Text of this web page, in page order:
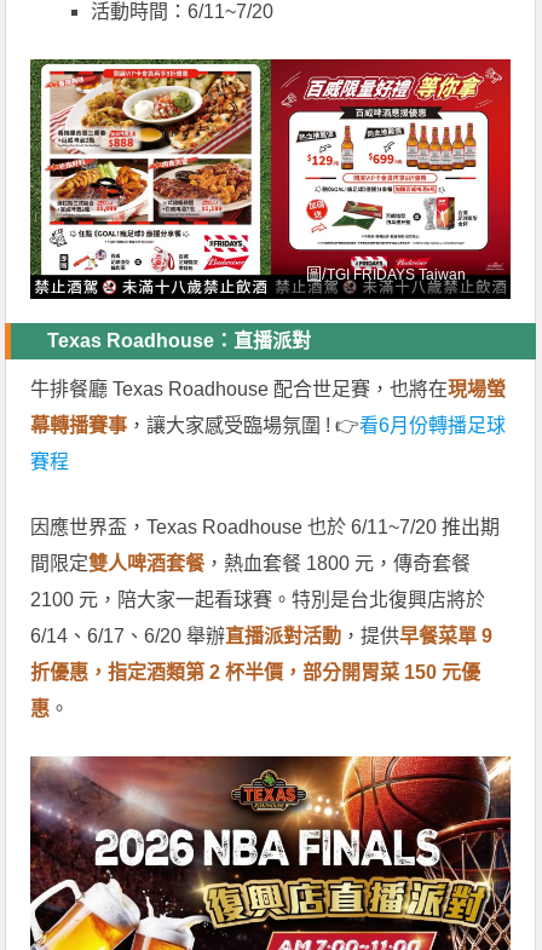
活動時間：6/11~7/20
圖/TGI FRIDAYS Taiwan
Texas Roadhouse：直播派對
牛排餐廳 Texas Roadhouse 配合世足賽，也將在現場螢
幕轉播賽事 ，讓大家感受臨場氛圍 ! 👉看6月份轉播足球
賽程
因應世界盃，Texas Roadhouse 也於 6/11~7/20 推出期
間限定雙人啤酒套餐，熱血套餐 1800 元，傳奇套餐
2100 元，陪大家一起看球賽。特別是台北復興店將於
6/14、6/17、6/20 舉辦直播派對活動 ，提供早餐菜單 9
折優惠，指定酒類第 2 杯半價，部分開胃菜 150 元優
惠 。